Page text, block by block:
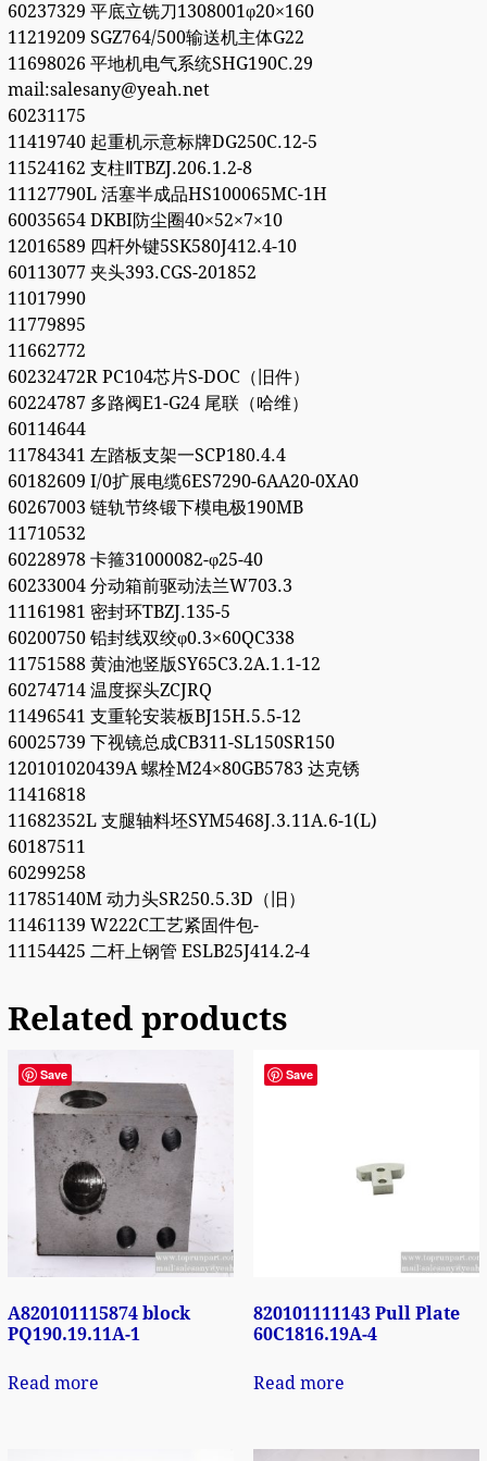
60237329 平底立铣刀1308001φ20×160
11219209 SGZ764/500输送机主体G22
11698026 平地机电气系统SHG190C.29
mail:salesany@yeah.net
60231175
11419740 起重机示意标牌DG250C.12-5
11524162 支柱ⅡTBZJ.206.1.2-8
11127790L 活塞半成品HS100065MC-1H
60035654 DKBI防尘圈40×52×7×10
12016589 四杆外键5SK580J412.4-10
60113077 夹头393.CGS-201852
11017990
11779895
11662772
60232472R PC104芯片S-DOC（旧件）
60224787 多路阀E1-G24 尾联（哈维）
60114644
11784341 左踏板支架一SCP180.4.4
60182609 I/0扩展电缆6ES7290-6AA20-0XA0
60267003 链轨节终锻下模电极190MB
11710532
60228978 卡箍31000082-φ25-40
60233004 分动箱前驱动法兰W703.3
11161981 密封环TBZJ.135-5
60200750 铅封线双绞φ0.3×60QC338
11751588 黄油池竖版SY65C3.2A.1.1-12
60274714 温度探头ZCJRQ
11496541 支重轮安装板BJ15H.5.5-12
60025739 下视镜总成CB311-SL150SR150
120101020439A 螺栓M24×80GB5783 达克锈
11416818
11682352L 支腿轴料坯SYM5468J.3.11A.6-1(L)
60187511
60299258
11785140M 动力头SR250.5.3D（旧）
11461139 W222C工艺紧固件包-
11154425 二杆上钢管 ESLB25J414.2-4
Related products
Save
A820101115874 block
PQ190.19.11A-1
Read more
Save
820101111143 Pull Plate
60C1816.19A-4
Read more